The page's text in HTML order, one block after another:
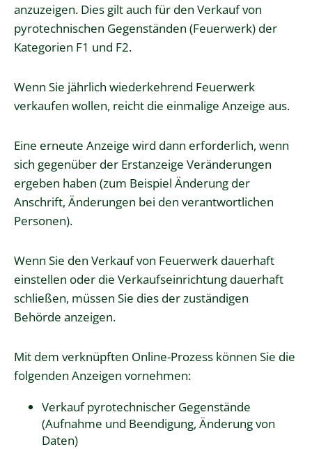
anzuzeigen. Dies gilt auch für den Verkauf von
pyrotechnischen Gegenständen (Feuerwerk) der
Kategorien F1 und F2.
Wenn Sie jährlich wiederkehrend Feuerwerk
verkaufen wollen, reicht die einmalige Anzeige aus.
Eine erneute Anzeige wird dann erforderlich, wenn
sich gegenüber der Erstanzeige Veränderungen
ergeben haben (zum Beispiel Änderung der
Anschrift, Änderungen bei den verantwortlichen
Personen).
Wenn Sie den Verkauf von Feuerwerk dauerhaft
einstellen oder die Verkaufseinrichtung dauerhaft
schließen, müssen Sie dies der zuständigen
Behörde anzeigen.
Mit dem verknüpften Online-Prozess können Sie die
folgenden Anzeigen vornehmen:
Verkauf pyrotechnischer Gegenstände
(Aufnahme und Beendigung, Änderung von
Daten)